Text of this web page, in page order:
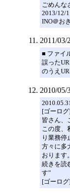
ごめんな
2013/12/
INO＠お
2011/03/
■ ファイ
誤った
のうえ
2010/05/
2010.05.31
[ゴーロ
皆さん、
この度、
り業務停
方々に多
おります。
続きを読
す”
[ゴーロ